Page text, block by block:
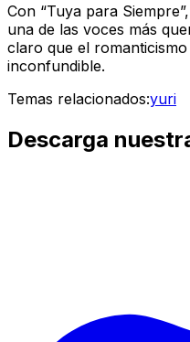
Con “Tuya para
una de las voces más
claro que el
inconfundible.
Temas relacionados:yuri
Descarga